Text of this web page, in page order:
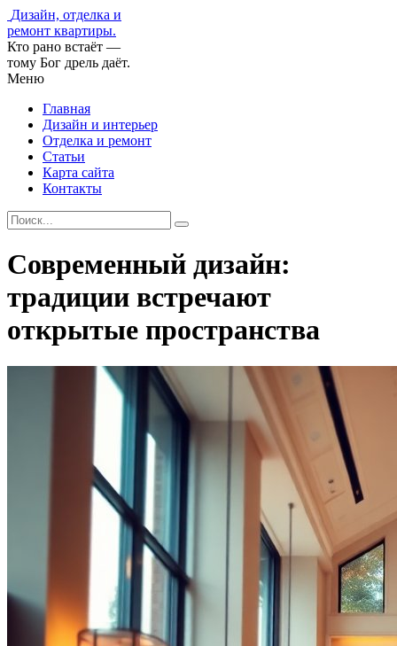
Дизайн, отделка и
ремонт квартиры.
Кто рано встаёт —
тому Бог дрель даёт.
Меню
Главная
Дизайн и интерьер
Отделка и ремонт
Статьи
Карта сайта
Контакты
Современный дизайн:
традиции встречают
открытые пространства